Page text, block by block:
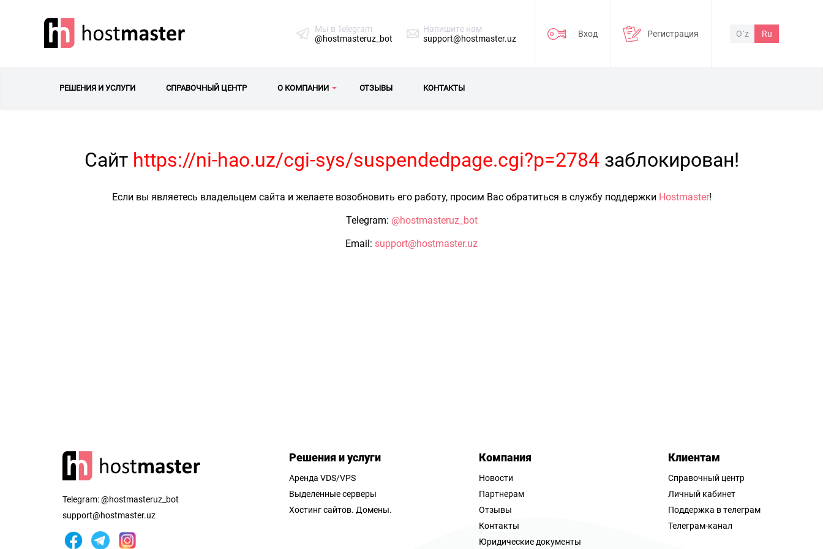
Мы в Telegram
@hostmasteruz_bot
Напишите нам
support@hostmaster.uz
Вход Регистрация O`z Ru
РЕШЕНИЯ И УСЛУГИ СПРАВОЧНЫЙ ЦЕНТР О КОМПАНИИ ОТЗЫВЫ КОНТАКТЫ
Сайт https://ni-hao.uz/cgi-sys/suspendedpage.cgi?p=2784заблокирован!
Если вы являетесь владельцем сайта и желаете возобновить его работу, просим Вас обратиться в службу поддержки Hostmaster!
Telegram: @hostmasteruz_bot
Email: support@hostmaster.uz
Telegram:@hostmasteruz_bot
support@hostmaster.uz
Решения и услуги
Аренда VDS/VPS
Выделенные серверы
Хостинг сайтов. Домены.
Компания
Новости
Партнерам
Отзывы
Контакты
Юридические документы
Клиентам
Справочный центр
Личный кабинет
Поддержка в телеграм
Телеграм-канал